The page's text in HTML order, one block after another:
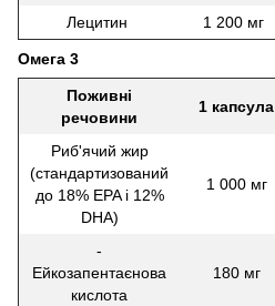
Лецитин 1 200 мг
Омега 3
Поживні
речовини
1 капсула
Риб'ячий жир
(стандартизований
до 18% EPA і 12%
DHA)
1 000 мг
-
Ейкозапентаєнова
кислота
180 мг